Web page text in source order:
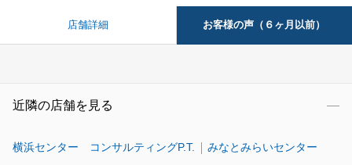
店舗詳細 お客様の声（６ヶ月以前）
近隣の店舗を見る
横浜センター コンサルティングP.T. みなとみらいセンター